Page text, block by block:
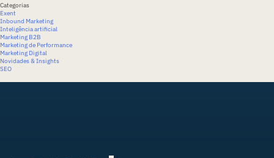
Categorias
Exent
Inbound Marketing
Inteligência artificial
Marketing B2B
Marketing de Performance
Marketing Digital
Novidades & Insights
SEO